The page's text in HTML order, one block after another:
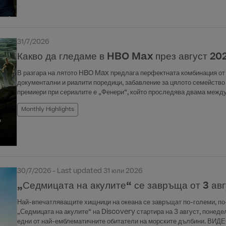
31/7/2026
Какво да гледаме в HBO Max през август
В разгара на лятото HBO Max предлага перфектната комбинация
документални и риалити поредици, забавление за цялото
премиери при сериалите е „Фенери“, който проследява двама
мистерия, започнала с убийство в американския Среден запад.
„Клара“, която продължава историята на една несломима
свободата, въвлечен в опасни конфликти зад решетките. Август
„Гравитация“, „Децата на хората“ и трилогията „Лабиринтът“.
богата селекция от премиери, които отвеждат зрителите от света
"Сиатъл Сийхоукс", който дава ексклузивен поглед зад кулисите
мрачните престъпления на нашето време в „Божиите чудовища“,
Monthly Highlights
30/7/2026 - Last updated 31 юли 2026
„Седмицата на акулите“ се завръща от 3
Най-впечатляващите хищници на океана се завръщат по-големи,
„Седмицата на акулите“ на Discovery стартира на 3 август,
едни от най-емблематичните обитатели на морските дълбини.